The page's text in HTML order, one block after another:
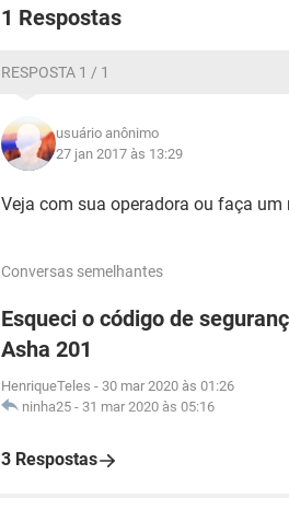
1 Respostas
RESPOSTA 1 / 1
usuário anônimo
27 jan 2017 às 13:29
Veja com sua operadora ou faça um
Conversas semelhantes
Esqueci o código de
Asha 201
HenriqueTeles - 30 mar 2020 às 01:26
ninha25 - 31 mar 2020 às 05:16
3 Respostas